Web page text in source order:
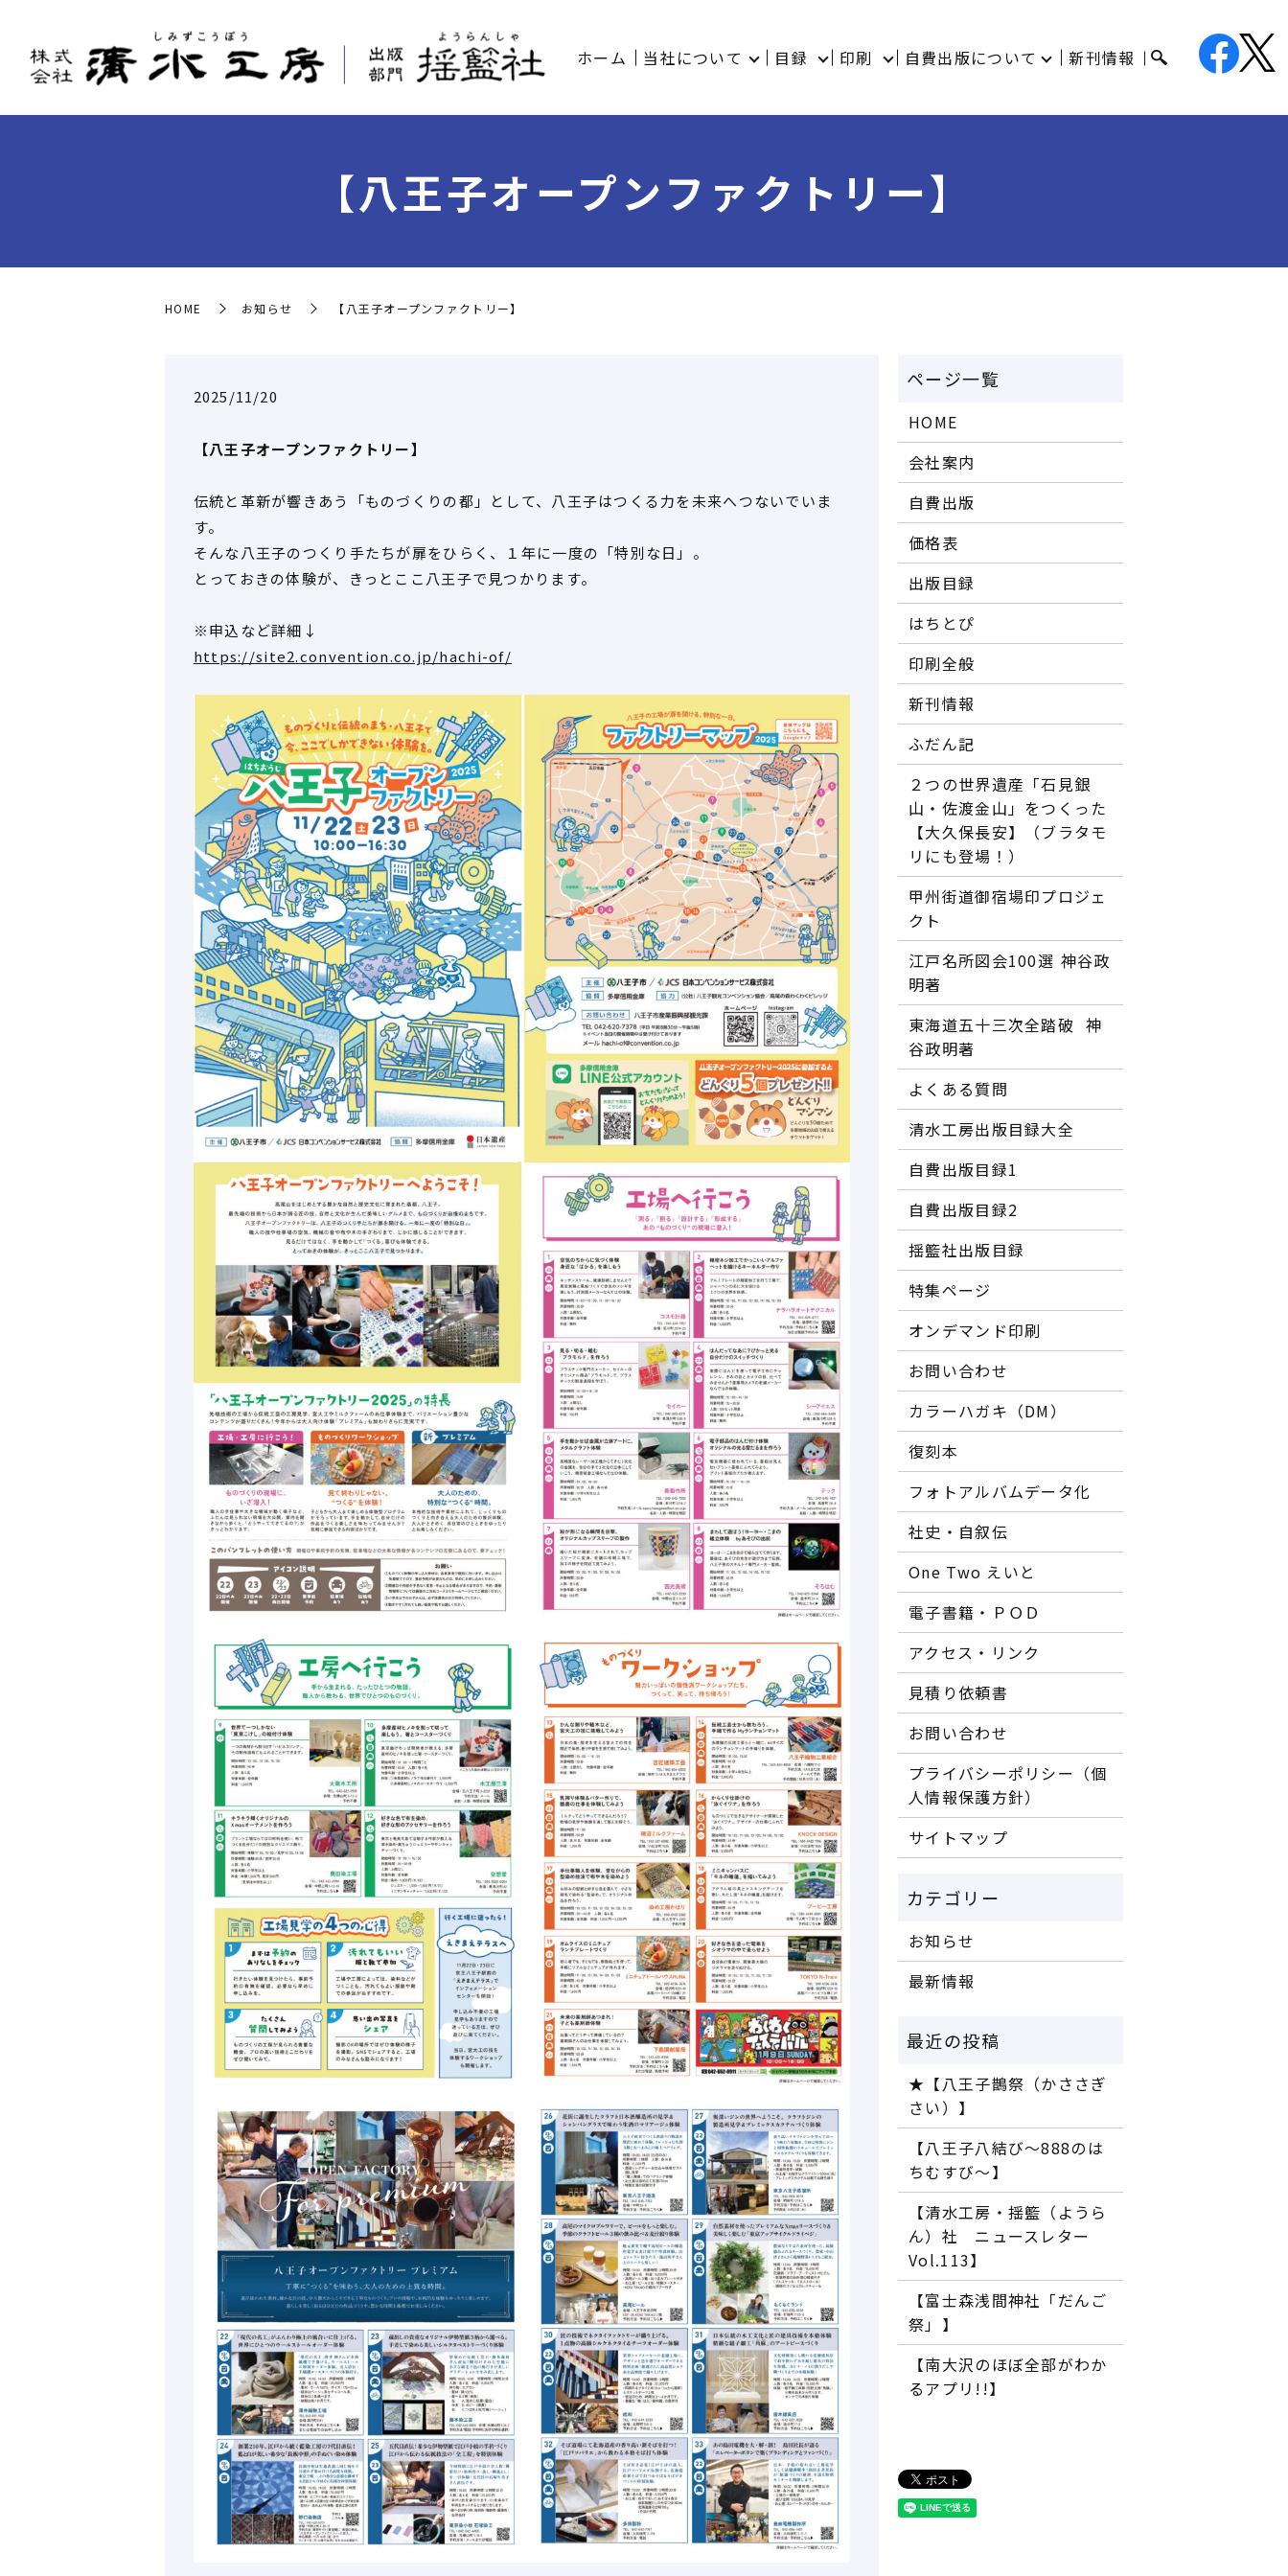
ホーム 当社について 目録 印刷 自費出版について 新刊情報
【八王子オープンファクトリー】
HOME お知らせ 【八王子オープンファクトリー】
2025/11/20
【八王子オープンファクトリー】
伝統と革新が響きあう「ものづくりの都」として、八王子はつくる力を未来へつないでいま
す。
そんな八王子のつくり手たちが扉をひらく、１年に一度の「特別な日」。
とっておきの体験が、きっとここ八王子で見つかります。
※申込など詳細↓
https://site2.convention.co.jp/hachi-of/
HOME
会社案内
自費出版
価格表
出版目録
はちとぴ
印刷全般
新刊情報
ふだん記
２つの世界遺産「石見銀
山・佐渡金山」をつくった
【大久保長安】（ブラタモ
リにも登場！）
甲州街道御宿場印プロジェ
クト
江戸名所図会100選―― 神谷政
明著
東海道五十三次全踏破 ―― 神
谷政明著
よくある質問
清水工房出版目録大全
自費出版目録1
自費出版目録2
揺籃社出版目録
特集ページ
オンデマンド印刷
お問い合わせ
カラーハガキ（DM）
復刻本
フォトアルバムデータ化
社史・自叙伝
One Two えいと
電子書籍・ＰＯＤ
アクセス・リンク
見積り依頼書
お問い合わせ
プライバシーポリシー（個
人情報保護方針）
サイトマップ
お知らせ
最新情報
★【八王子鵲祭（かささぎ
さい）】
【八王子八結び～888のは
ちむすび～】
【清水工房・揺籃（ようら
ん）社 ニュースレター
Vol.113】
【富士森浅間神社「だんご
祭」】
【南大沢のほぼ全部がわか
るアプリ!!】